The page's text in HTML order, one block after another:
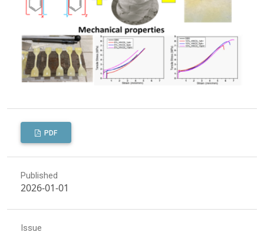
PDF
Published
2026-01-01
Issue